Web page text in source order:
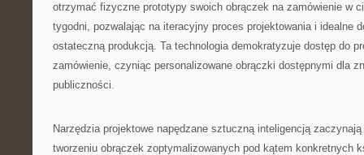
otrzymać fizyczne prototypy swoich obrączek na zamówienie w
tygodni, pozwalając na iteracyjny proces projektowania i idealne
ostateczną produkcją. Ta technologia demokratyzuje dostęp do
zamówienie, czyniąc personalizowane obrączki dostępnymi dla
publiczności.
Narzędzia projektowe napędzane sztuczną inteligencją
tworzeniu obrączek zoptymalizowanych pod kątem konkretnych